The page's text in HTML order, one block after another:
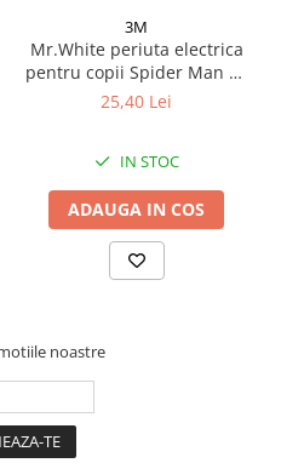
3M
Mr.White periuta electrica
pentru copii Spider Man +4
ani Zephyr Labs
25,40 Lei
IN STOC
ADAUGA IN COS
noastre